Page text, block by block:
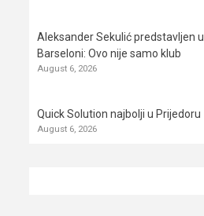
Aleksander Sekulić predstavljen u
Barseloni: Ovo nije samo klub
August 6, 2026
Quick Solution najbolji u Prijedoru
August 6, 2026